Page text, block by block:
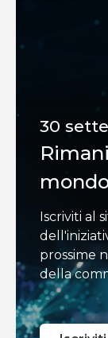
30
Iscriviti al
prossime
della